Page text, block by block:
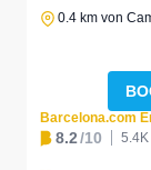
0.4 km von
Barcelona.com
8.2/10